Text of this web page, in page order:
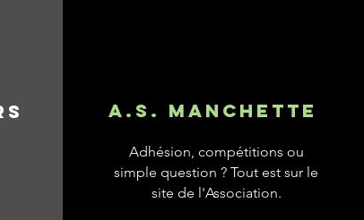
A.S. MANCHETTE
Adhésion, compétitions ou
simple question ? Tout est sur le
site de l'Association.